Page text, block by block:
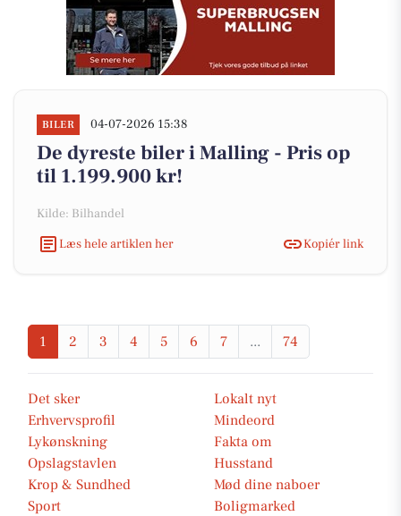
BILER 04-07-2026 15:38
De dyreste biler i Malling - Pris op
til 1.199.900 kr!
Kilde: Bilhandel
Læs hele artiklen her
Kopiér link
1 2 3 4 5 6 7 ... 74
Det sker
Lokalt nyt
Erhvervsprofil
Mindeord
Lykønskning
Fakta om
Opslagstavlen
Husstand
Krop & Sundhed
Mød dine naboer
Sport
Boligmarked